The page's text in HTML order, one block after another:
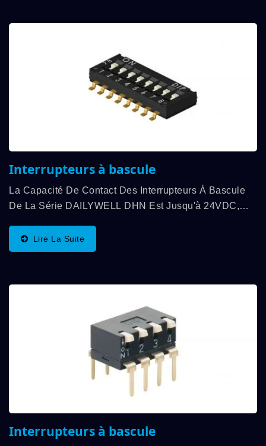
Interrupteurs à bascule
La Capacité De Contact Des Interrupteurs À Bascule
De La Série DAILYWELL DHN Est Jusqu'à 24VDC,
Interrupteur, Et La Force D'opération Est De 500gf Max.
Lire La Suite
Interrupteurs à bascule